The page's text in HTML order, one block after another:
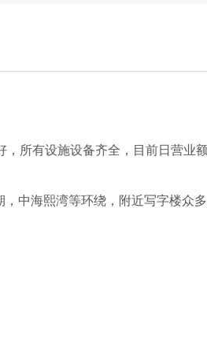
所有设施设备齐全，目前日营业额
中海熙湾等环绕，附近写字楼众